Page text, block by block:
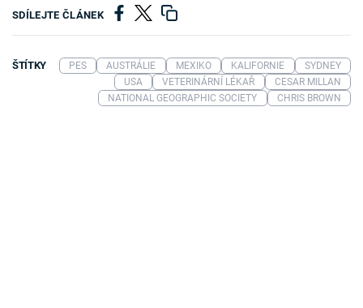
SDÍLEJTE ČLÁNEK
ŠTÍTKY PES AUSTRÁLIE MEXIKO KALIFORNIE
SYDNEY
USA
VETERINÁRNÍ LÉKAŘ
CESAR MILLAN
NATIONAL GEOGRAPHIC SOCIETY
CHRIS BROWN